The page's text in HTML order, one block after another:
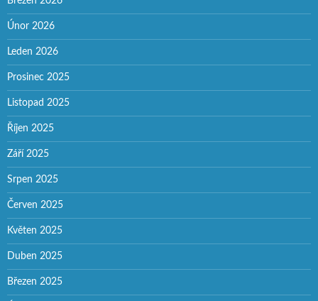
Únor 2026
Leden 2026
Prosinec 2025
Listopad 2025
Říjen 2025
Září 2025
Srpen 2025
Červen 2025
Květen 2025
Duben 2025
Březen 2025